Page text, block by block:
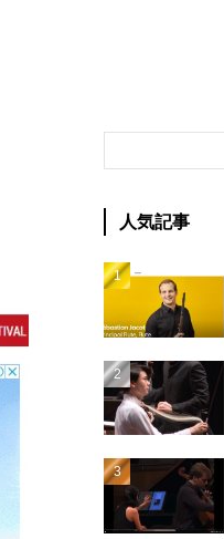
人気記事